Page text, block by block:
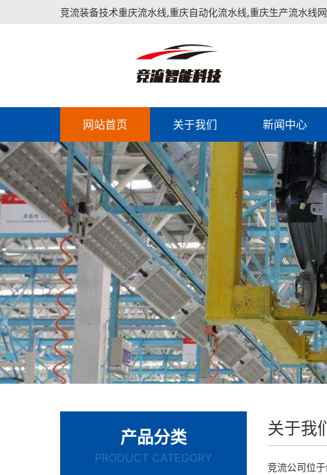
竞流装备技术重庆流水线,重庆自动化流水线,重庆生产流水线网
网站首页 关于我们 新闻中心
产品分类
PRODUCT CATEGORY
关于我
竞流公司位